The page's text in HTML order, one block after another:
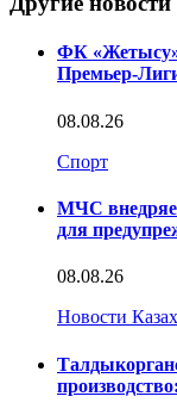
ФК «Жетысу»
Премьер-
08.08.26
Спорт
МЧС
для
08.08.26
Новости